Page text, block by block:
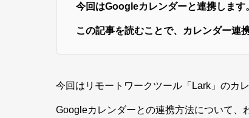
今回はGoogleカレンダーと連携します
この記事を読むことで、カレンダー連
今回はリモートワークツール「Lark」のカ
Googleカレンダーとの連携方法について、